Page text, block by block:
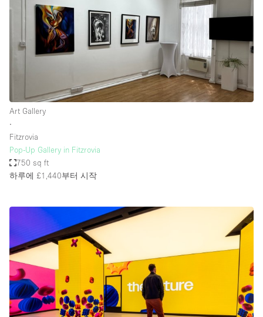
Art Gallery
∙
Fitzrovia
Pop-Up Gallery in Fitzrovia
750 sq ft
하루에 £1,440부터 시작